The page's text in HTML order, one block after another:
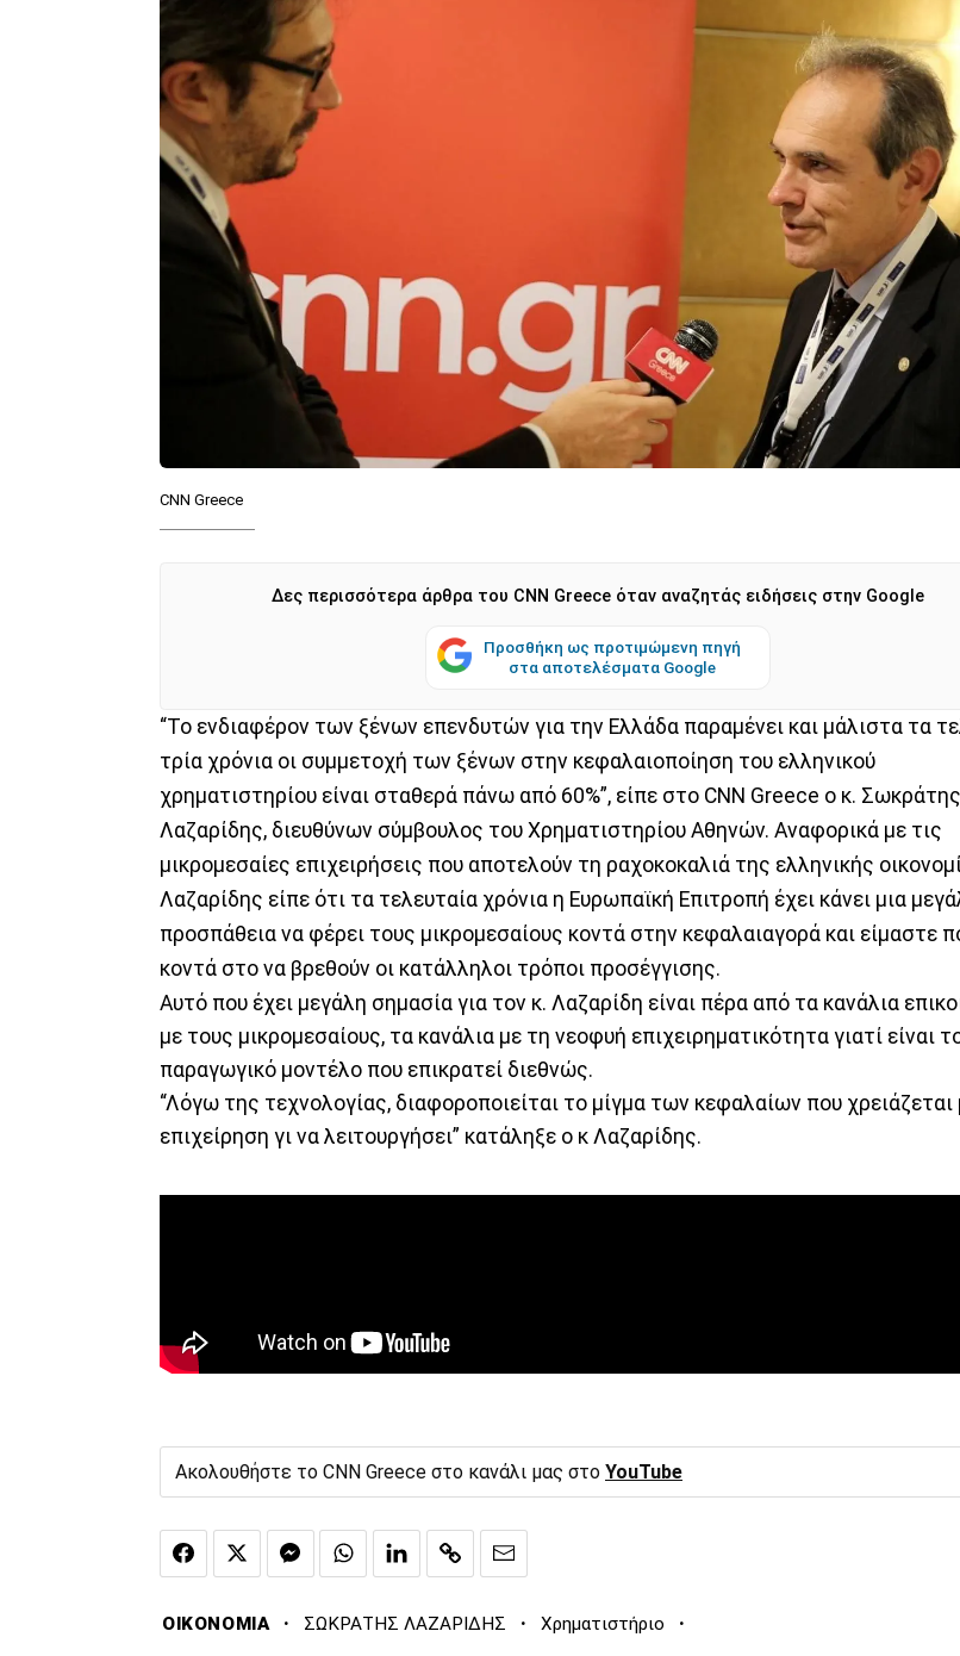
CNN Greece
Δες περισσότερα άρθρα του CNN Greece όταν αναζητάς ειδήσεις στην Google
Προσθήκη ως προτιμώμενη πηγή
στα αποτελέσματα Google
“Το ενδιαφέρον των ξένων επενδυτών για την Ελλάδα παραμένει και μάλιστα τα
τρία χρόνια οι συμμετοχή των ξένων στην κεφαλαιοποίηση του ελληνικού
χρηματιστηρίου είναι σταθερά πάνω από 60%”, είπε στο CNN Greece o κ. Σωκράτης
Λαζαρίδης, διευθύνων σύμβουλος του Χρηματιστηρίου Αθηνών. Αναφορικά με τις
μικρομεσαίες επιχειρήσεις που αποτελούν τη ραχοκοκαλιά της ελληνικής
Λαζαρίδης είπε ότι τα τελευταία χρόνια η Ευρωπαϊκή Επιτροπή έχει κάνει μια
προσπάθεια να φέρει τους μικρομεσαίους κοντά στην κεφαλαιαγορά και είμαστε
κοντά στο να βρεθούν οι κατάλληλοι τρόποι προσέγγισης.
Αυτό που έχει μεγάλη σημασία για τον κ. Λαζαρίδη είναι πέρα από τα κανάλια
με τους μικρομεσαίους, τα κανάλια με τη νεοφυή επιχειρηματικότητα γιατί είναι
παραγωγικό μοντέλο που επικρατεί διεθνώς.
“Λόγω της τεχνολογίας, διαφοροποιείται το μίγμα των κεφαλαίων που χρειάζεται
επιχείρηση γι να λειτουργήσει” κατάληξε ο κ Λαζαρίδης.
Ακολουθήστε το CNN Greece στο κανάλι μας στο YouTube
ΟΙΚΟΝΟΜΙΑ · ΣΩΚΡΑΤΗΣ ΛΑΖΑΡΙΔΗΣ · Χρηματιστήριο ·